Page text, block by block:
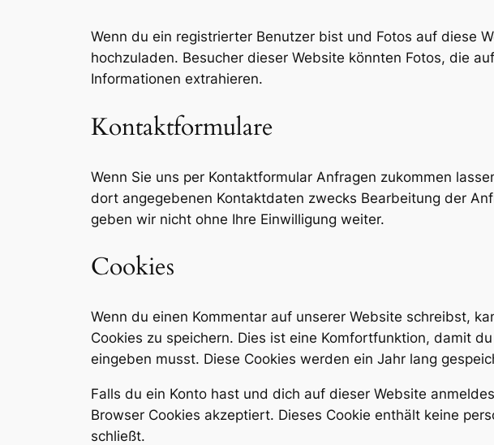
Wenn du ein registrierter Benutzer bist und Fotos auf diese
hochzuladen. Besucher dieser Website könnten Fotos, die
Informationen extrahieren.
Kontaktformulare
Wenn Sie uns per Kontaktformular Anfragen zukommen
dort angegebenen Kontaktdaten zwecks Bearbeitung der
geben wir nicht ohne Ihre Einwilligung weiter.
Cookies
Wenn du einen Kommentar auf unserer Website schreibst,
Cookies zu speichern. Dies ist eine Komfortfunktion, damit
eingeben musst. Diese Cookies werden ein Jahr lang
Falls du ein Konto hast und dich auf dieser Website
Browser Cookies akzeptiert. Dieses Cookie enthält keine
schließt.